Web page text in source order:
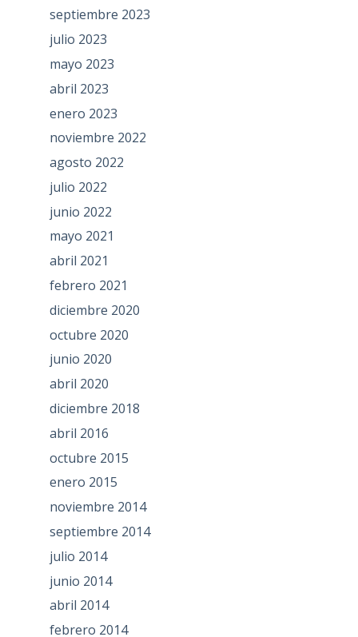
septiembre 2023
julio 2023
mayo 2023
abril 2023
enero 2023
noviembre 2022
agosto 2022
julio 2022
junio 2022
mayo 2021
abril 2021
febrero 2021
diciembre 2020
octubre 2020
junio 2020
abril 2020
diciembre 2018
abril 2016
octubre 2015
enero 2015
noviembre 2014
septiembre 2014
julio 2014
junio 2014
abril 2014
febrero 2014